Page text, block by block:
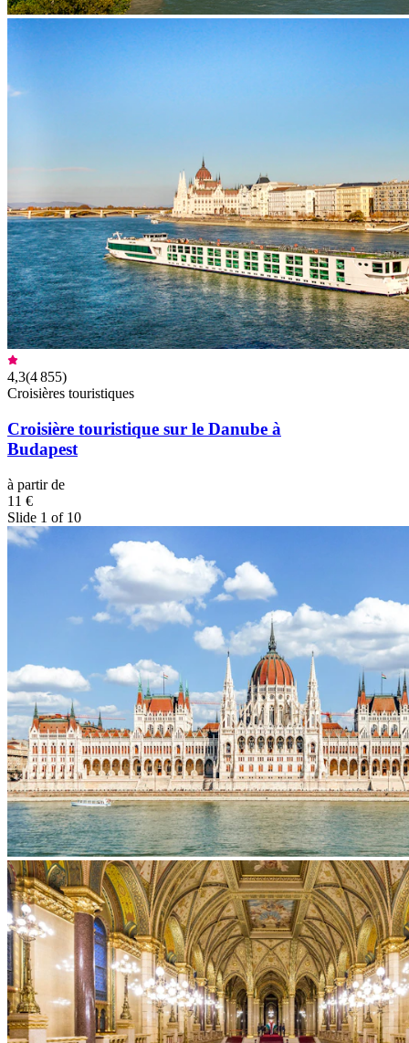
4,3(4 855)
Croisières touristiques
Croisière touristique sur le Danube à
Budapest
à partir de
11 €
Slide 1 of 10